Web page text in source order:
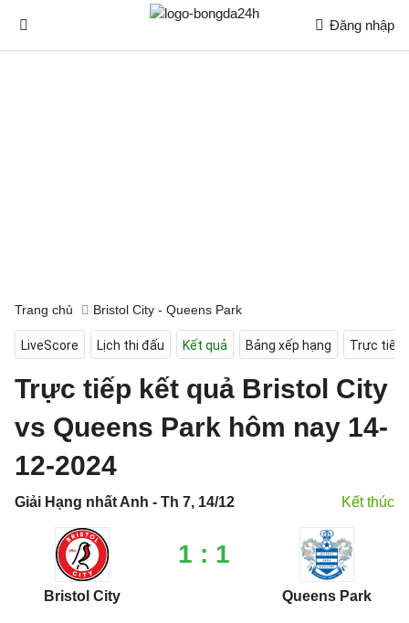
Đăng nhập
Trang chủ Bristol City - Queens Park
LiveScore Lịch thi đấu Kết quả Bảng xếp hạng Trực tiếp
Trực tiếp kết quả Bristol City
vs Queens Park hôm nay 14-
12-2024
Giải Hạng nhất Anh - Th 7, 14/12 Kết thúc
Bristol City
1 : 1
Queens Park